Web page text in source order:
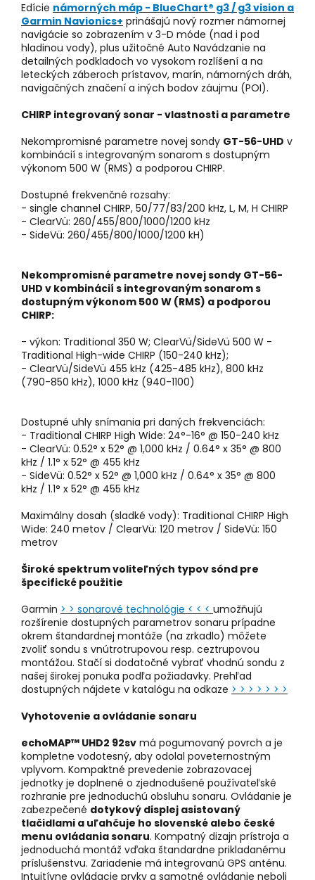
Edície námorných máp - BlueChart® g3 / g3 vision a
Garmin Navionics+ prinášajú nový rozmer námornej
navigácie so zobrazením v 3-D móde (nad i pod
hladinou vody), plus užitočné Auto Navádzanie na
detailných podkladoch vo vysokom rozlíšení a na
leteckých záberoch prístavov, marín, námorných dráh,
navigačných značení a iných bodov záujmu (POI).
CHIRP integrovaný sonar - vlastnosti a parametre
Nekompromisné parametre novej sondy GT-56-UHD v
kombinácií s integrovaným sonarom s dostupným
výkonom 500 W (RMS) a podporou CHIRP.
Dostupné frekvenčné rozsahy:
- single channel CHIRP, 50/77/83/200 kHz, L, M, H CHIRP
- ClearVü: 260/455/800/1000/1200 kHz
- SideVü: 260/455/800/1000/1200 kH)
Nekompromisné parametre novej sondy GT-56-
UHD v kombinácií s integrovaným sonarom s
dostupným výkonom 500 W (RMS) a podporou
CHIRP:
- výkon: Traditional 350 W; ClearVü/SideVü 500 W -
Traditional High-wide CHIRP (150-240 kHz);
- ClearVü/SideVü 455 kHz (425-485 kHz), 800 kHz
(790-850 kHz), 1000 kHz (940-1100)
Dostupné uhly snímania pri daných frekvenciách:
- Traditional CHIRP High Wide: 24°-16° @ 150-240 kHz
- ClearVü: 0.52° x 52° @ 1,000 kHz / 0.64° x 35° @ 800
kHz / 1.1° x 52° @ 455 kHz
- SideVü: 0.52° x 52° @ 1,000 kHz / 0.64° x 35° @ 800
kHz / 1.1° x 52° @ 455 kHz
Maximálny dosah (sladké vody): Traditional CHIRP High
Wide: 240 metov / ClearVü: 120 metrov / SideVü: 150
metrov
Široké spektrum voliteľných typov sónd pre
špecifické použitie
Garmin > > sonarové technológie < < < umožňujú
rozšírenie dostupných parametrov sonaru prípadne
okrem štandardnej montáže (na zrkadlo) môžete
zvoliť sondu s vnútrotrupovou resp. ceztrupovou
montážou. Stačí si dodatočné vybrať vhodnú sondu z
našej širokej ponuka podľa požiadavky. Prehľad
dostupných nájdete v katalógu na odkaze > > > > > > >
Vyhotovenie a ovládanie sonaru
echoMAP™ UHD2 92sv má pogumovaný povrch a je
kompletne vodotesný, aby odolal poveternostným
vplyvom. Kompaktné prevedenie zobrazovacej
jednotky je doplnené o zjednodušené používateľské
rozhranie pre jednoduchú obsluhu sonaru. Ovládanie je
zabezpečené dotykový displej asistovaný
tlačidlami a uľahčuje ho slovenské alebo české
menu ovládania sonaru. Kompatný dizajn prístroja a
jednoduchá montáž vďaka štandardne prikladanému
príslušenstvu. Zariadenie má integrovanú GPS anténu.
Intuitívne ovládacie prvky a samotné ovládanie neboli